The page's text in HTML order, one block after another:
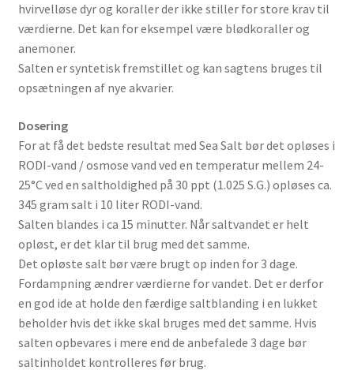
hvirvelløse dyr og koraller der ikke stiller for store krav til
værdierne. Det kan for eksempel være blødkoraller og
anemoner.
Salten er syntetisk fremstillet og kan sagtens bruges til
opsætningen af nye akvarier.
Dosering
For at få det bedste resultat med Sea Salt bør det opløses i
RODI-vand / osmose vand ved en temperatur mellem 24-
25°C ved en saltholdighed på 30 ppt (1.025 S.G.) opløses ca.
345 gram salt i 10 liter RODI-vand.
Salten blandes i ca 15 minutter. Når saltvandet er helt
opløst, er det klar til brug med det samme.
Det opløste salt bør være brugt op inden for 3 dage.
Fordampning ændrer værdierne for vandet. Det er derfor
en god ide at holde den færdige saltblanding i en lukket
beholder hvis det ikke skal bruges med det samme. Hvis
salten opbevares i mere end de anbefalede 3 dage bør
saltinholdet kontrolleres før brug.